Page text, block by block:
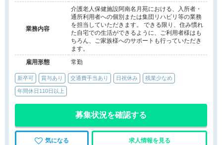
業務内容
介護老人保健施設阿南名月苑における、入所者・
通所利用者への個別または集団リハビリ等の業務
を担当していただきます。 できる限り、住み慣れ
た自宅での生活ができるように、ご利用者様はも
ちろん、ご家族様へのサポートも行っていただき
ます。
雇用形態
常勤
新卒可 賞与あり 交通費手当あり 日祝休み 残業少なめ
年間休日110日以上
募集状況を確認する
気になる 求人情報を見る